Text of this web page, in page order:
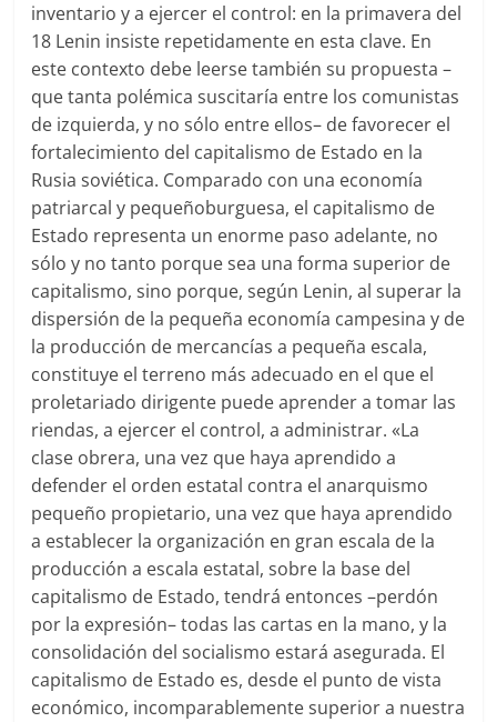
inventario y a ejercer el control: en la primavera del
18 Lenin insiste repetidamente en esta clave. En
este contexto debe leerse también su propuesta –
que tanta polémica suscitaría entre los comunistas
de izquierda, y no sólo entre ellos– de favorecer el
fortalecimiento del capitalismo de Estado en la
Rusia soviética. Comparado con una economía
patriarcal y pequeñoburguesa, el capitalismo de
Estado representa un enorme paso adelante, no
sólo y no tanto porque sea una forma superior de
capitalismo, sino porque, según Lenin, al superar la
dispersión de la pequeña economía campesina y de
la producción de mercancías a pequeña escala,
constituye el terreno más adecuado en el que el
proletariado dirigente puede aprender a tomar las
riendas, a ejercer el control, a administrar. «La
clase obrera, una vez que haya aprendido a
defender el orden estatal contra el anarquismo
pequeño propietario, una vez que haya aprendido
a establecer la organización en gran escala de la
producción a escala estatal, sobre la base del
capitalismo de Estado, tendrá entonces –perdón
por la expresión– todas las cartas en la mano, y la
consolidación del socialismo estará asegurada. El
capitalismo de Estado es, desde el punto de vista
económico, incomparablemente superior a nuestra